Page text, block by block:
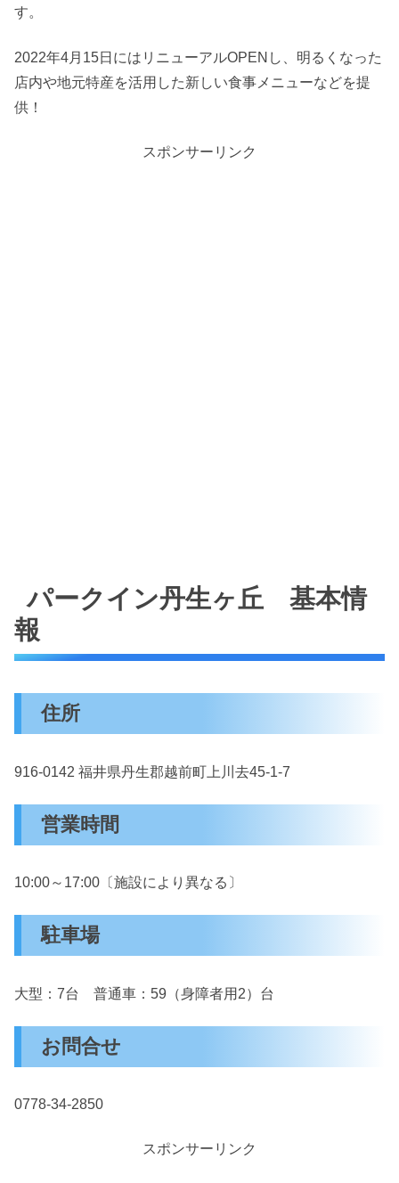
す。
2022年4月15日にはリニューアルOPENし、明るくなった
店内や地元特産を活用した新しい食事メニューなどを提
供！
スポンサーリンク
パークイン丹生ヶ丘 基本情
報
住所
916-0142 福井県丹生郡越前町上川去45-1-7
営業時間
10:00～17:00〔施設により異なる〕
駐車場
大型：7台 普通車：59（身障者用2）台
お問合せ
0778-34-2850
スポンサーリンク